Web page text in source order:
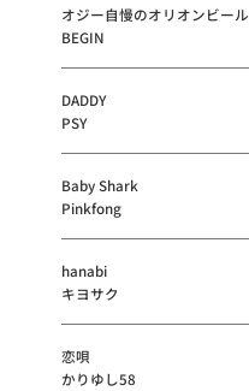
オジー自慢のオリオンビール
BEGIN
DADDY
PSY
Baby Shark
Pinkfong
hanabi
キヨサク
恋唄
かりゆし58